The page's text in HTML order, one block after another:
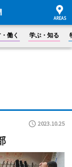
働く 学ぶ・知る
2023.10.25